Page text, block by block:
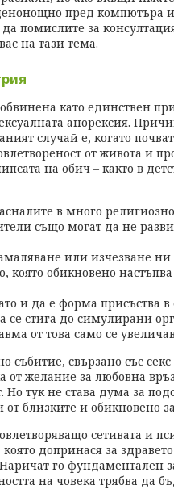
пред компютъра
помислите за
на тази тема.
като единствен
анорексия.
случай е, когато
от живота и
на обич – както в
в много
също могат да не
или изчезване
която обикновено
и да е форма присъства
се стига до симулирани
от това само се
събитие, свързано със
от желание за любовна
Но тук не става дума за
близките и обикновено
сетивата и
допринася за
го фундаментален
на човека трябва да